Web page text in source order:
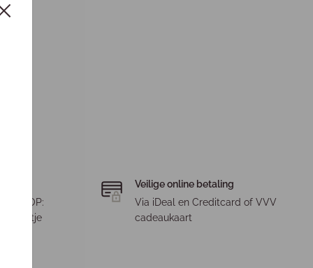
LET OP:
pakketje
Veilige online betaling
Via iDeal en Creditcard of VVV
cadeaukaart